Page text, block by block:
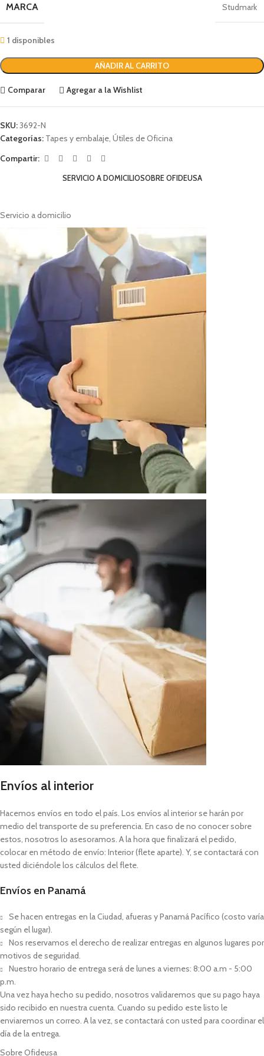
MARCA Studmark
1 disponibles
AÑADIR AL CARRITO
Comparar Agregar a la Wishlist
SKU:3692-N
Categorías: Tapes y embalaje, Útiles de Oficina
Compartir:
SERVICIO A DOMICILIOSOBRE OFIDEUSA
Servicio a domicilio
Envíos al interior
Hacemos envíos en todo el país. Los envíos al interior se harán por
medio del transporte de su preferencia. En caso de no conocer sobre
estos, nosotros lo asesoramos. A la hora que finalizará el pedido,
colocar en método de envío: Interior (flete aparte). Y, se contactará con
usted diciéndole los cálculos del flete.
Envíos en Panamá
Se hacen entregas en la Ciudad, afueras y Panamá Pacífico (costo varía
según el lugar).
Nos reservamos el derecho de realizar entregas en algunos lugares por
motivos de seguridad.
Nuestro horario de entrega será de lunes a viernes: 8:00 a.m - 5:00
p.m.
Una vez haya hecho su pedido, nosotros validaremos que su pago haya
sido recibido en nuestra cuenta. Cuando su pedido este listo le
enviaremos un correo. A la vez, se contactará con usted para coordinar el
día de la entrega.
Sobre Ofideusa